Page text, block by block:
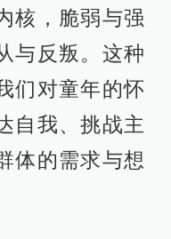
核，脆弱与强
与反叛。这种
们对童年的怀
自我、挑战主
体的需求与想